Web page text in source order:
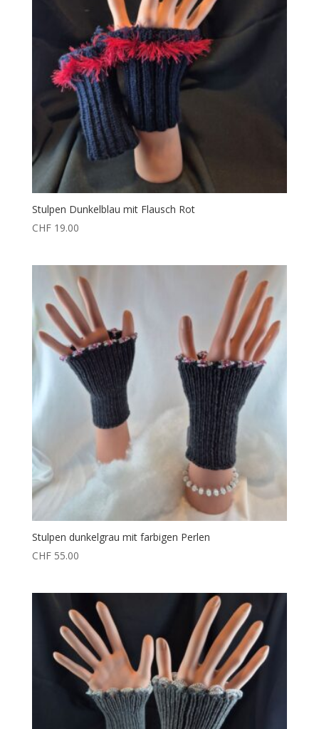
Stulpen Dunkelblau mit Flausch Rot
CHF19.00
Stulpen dunkelgrau mit farbigen Perlen
CHF55.00